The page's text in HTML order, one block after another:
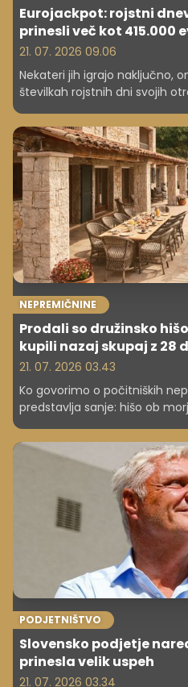
Eurojackpot: rojstni
prinesli več kot 415.000
21. 07. 2026 09.06
Nekateri jih igrajo naključno,
številkah rojstnih dni svojih
415.000 evrov.
NEPREMIČNINE
Prodali so družinsko
kupili nazaj skupaj z 28
21. 07. 2026 03.43
Ko govorimo o počitniških
predstavlja sanje: hišo ob
sredi vinogradov. Manj
skrbi in odgovornosti, ki jih
nepremičnine.
PODJETNIŠTVO
Slovensko podjetje
prinesla velik uspeh
21. 07. 2026 03.34